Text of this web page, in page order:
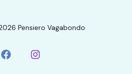
Pensiero Vagabondo